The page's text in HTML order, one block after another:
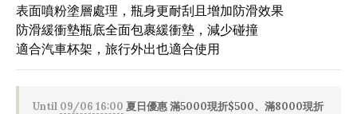
表面噴粉塗層處理，瓶身更耐刮且增加防滑效果
防滑緩衝墊瓶底全面包裹緩衝墊，減少碰撞
適合汽車杯架，旅行外出也適合使用
Until 09/06 16:00 夏日優惠 滿5000現折$500、滿8000現折